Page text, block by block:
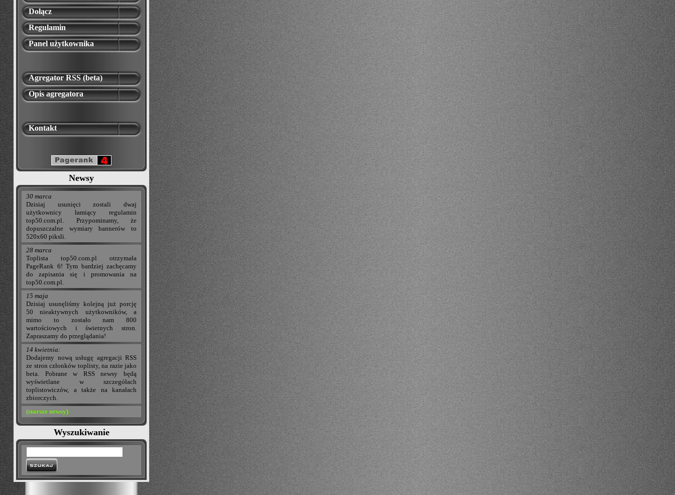
Dołącz
Regulamin
Panel użytkownika
Agregator RSS (beta)
Opis agregatora
Kontakt
Newsy
30 marca
Dzisiaj usunięci zostali dwaj
użytkownicy łamiący regulamin
top50.com.pl. Przypominamy, że
dopuszczalne wymiary bannerów to
520x60 piksli.
28 marca
Toplista top50.com.pl otrzymała
PageRank 6! Tym bardziej zachęcamy
do zapisania się i promowania na
top50.com.pl.
15 maja
Dzisiaj usunęliśmy kolejną już porcję
50 nieaktywnych użytkowników, a
mimo to zostało nam 800
wartościowych i świetnych stron.
Zapraszamy do przeglądania!
14 kwietnia:
Dodajemy nową usługę agregacji RSS
ze stron członków toplisty, na razie jako
beta. Pobrane w RSS newsy będą
wyświetlane w szczegółach
toplistowiczów, a także na kanałach
zbiorczych.
(starsze newsy)
Wyszukiwanie